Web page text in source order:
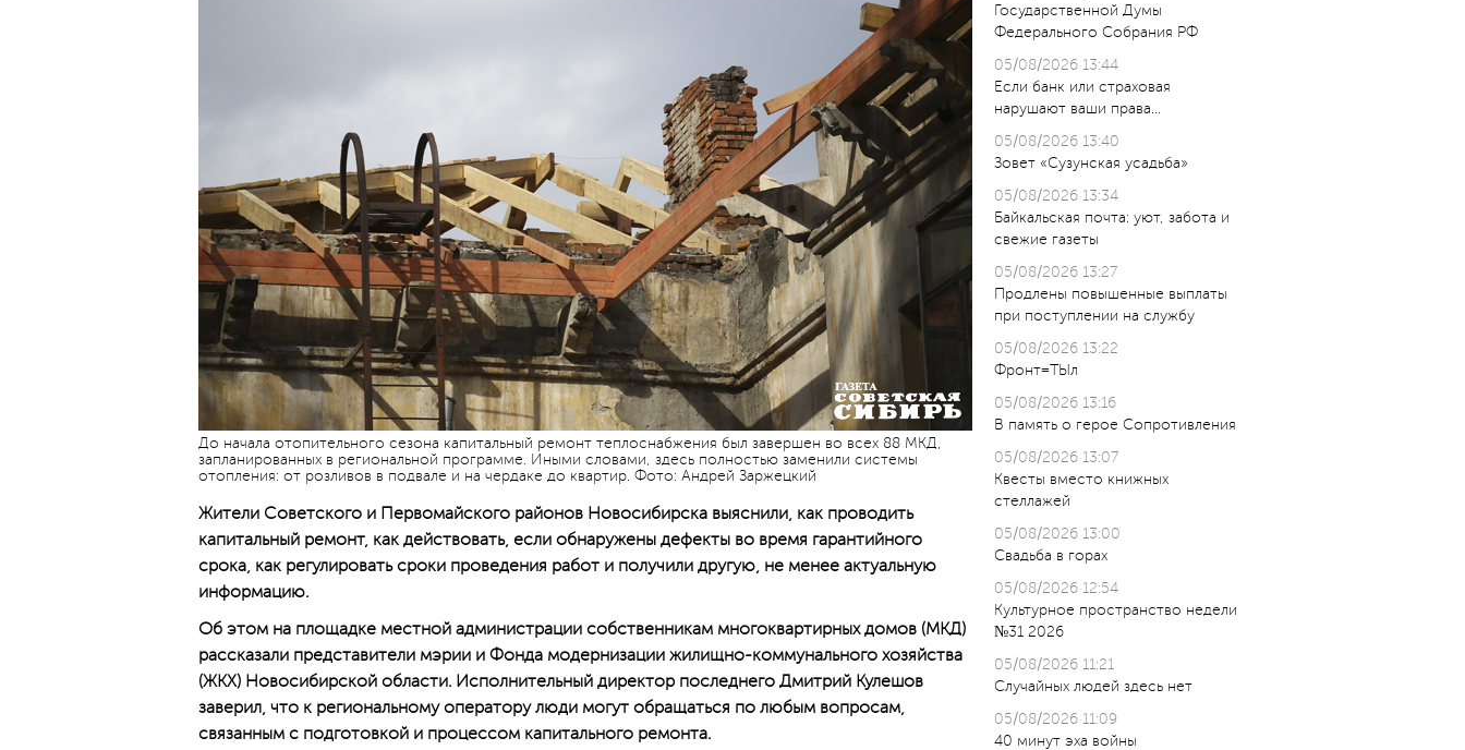
До начала отопительного сезона капитальный ремонт теплоснабжения был завершен во всех 88 МКД,
запланированных в региональной программе. Иными словами, здесь полностью заменили системы
отопления: от розливов в подвале и на чердаке до квартир. Фото: Андрей Заржецкий
Жители Советского и Первомайского районов Новосибирска выяснили, как проводить
капитальный ремонт, как действовать, если обнаружены дефекты во время гарантийного
срока, как регулировать сроки проведения работ и получили другую, не менее актуальную
информацию.
Об этом на площадке местной администрации собственникам многоквартирных домов (МКД)
рассказали представители мэрии и Фонда модернизации жилищно-коммунального хозяйства
(ЖКХ) Новосибирской области. Исполнительный директор последнего Дмитрий Кулешов
заверил, что к региональному оператору люди могут обращаться по любым вопросам,
связанным с подготовкой и процессом капитального ремонта.
Государственной Думы
Федерального Собрания РФ
05/08/2026 13:44
Если банк или страховая
нарушают ваши права…
05/08/2026 13:40
Зовет «Сузунская усадьба»
05/08/2026 13:34
Байкальская почта: уют, забота и
свежие газеты
05/08/2026 13:27
Продлены повышенные выплаты
при поступлении на службу
05/08/2026 13:22
Фронт=ТЫл
05/08/2026 13:16
В память о герое Сопротивления
05/08/2026 13:07
Квесты вместо книжных
стеллажей
05/08/2026 13:00
Свадьба в горах
05/08/2026 12:54
Культурное пространство недели
№31 2026
05/08/2026 11:21
Случайных людей здесь нет
05/08/2026 11:09
40 минут эха войны